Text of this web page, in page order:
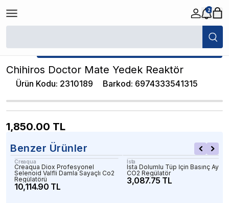
2
/
★ Atakan Petshop, Chihiros yetkili satıcısıdır.
Chihiros Doctor Mate Yedek Reaktör
Ürün Kodu: 2310189 Barkod: 6974333541315
1,850.00 TL
Benzer Ürünler
Creaqua
Creaqua Diox Profesyonel
Selenoid Valfli Damla Sayaçlı Co2
Regülatörü
10,114.90 TL
Ista
Ista Dolumlu Tüp İçin Basınç Ayarlı
CO2 Regülatör
3,087.75 TL